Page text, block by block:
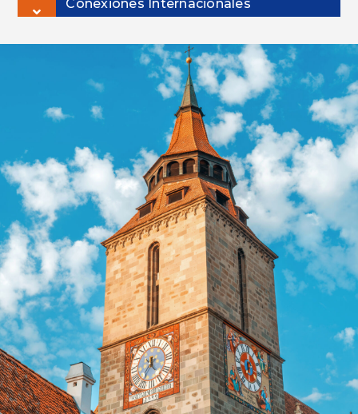
Conexiones Internacionales